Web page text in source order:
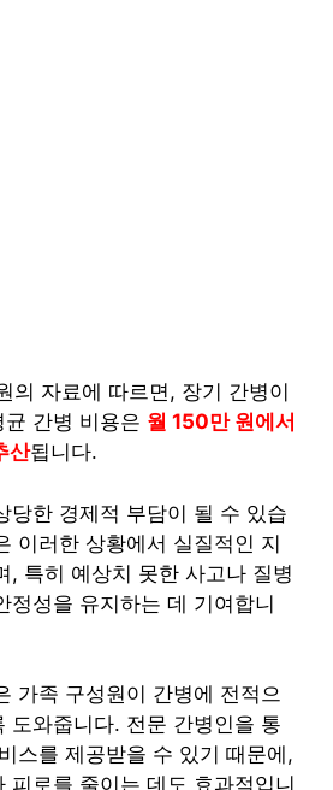
의 자료에 따르면, 장기 간병이
간병 비용은 월 150만 원에서
산됩니다.
당한 경제적 부담이 될 수 있습
이러한 상황에서 실질적인 지
, 특히 예상치 못한 사고나 질병
정성을 유지하는 데 기여합니
가족 구성원이 간병에 전적으
도와줍니다. 전문 간병인을 통
스를 제공받을 수 있기 때문에,
피로를 줄이는 데도 효과적입니